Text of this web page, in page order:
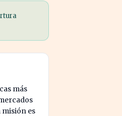
más
misión es